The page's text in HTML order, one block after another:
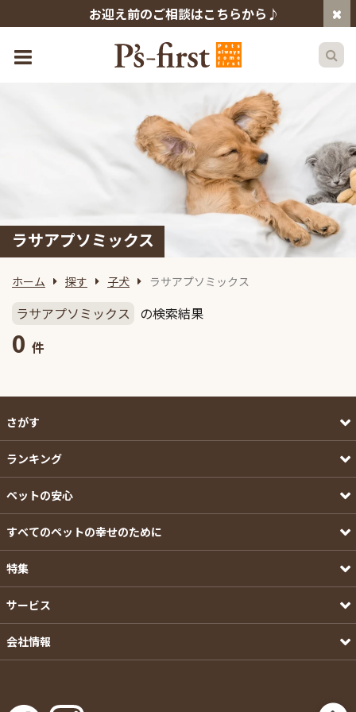
お迎え前のご相談はこちらから♪
ラサアプソミックス
ホーム 探す 子犬 ラサアプソミックス
ラサアプソミックス の検索結果
0 件
さがす
ランキング
ペットの安心
すべてのペットの幸せのために
特集
サービス
会社情報